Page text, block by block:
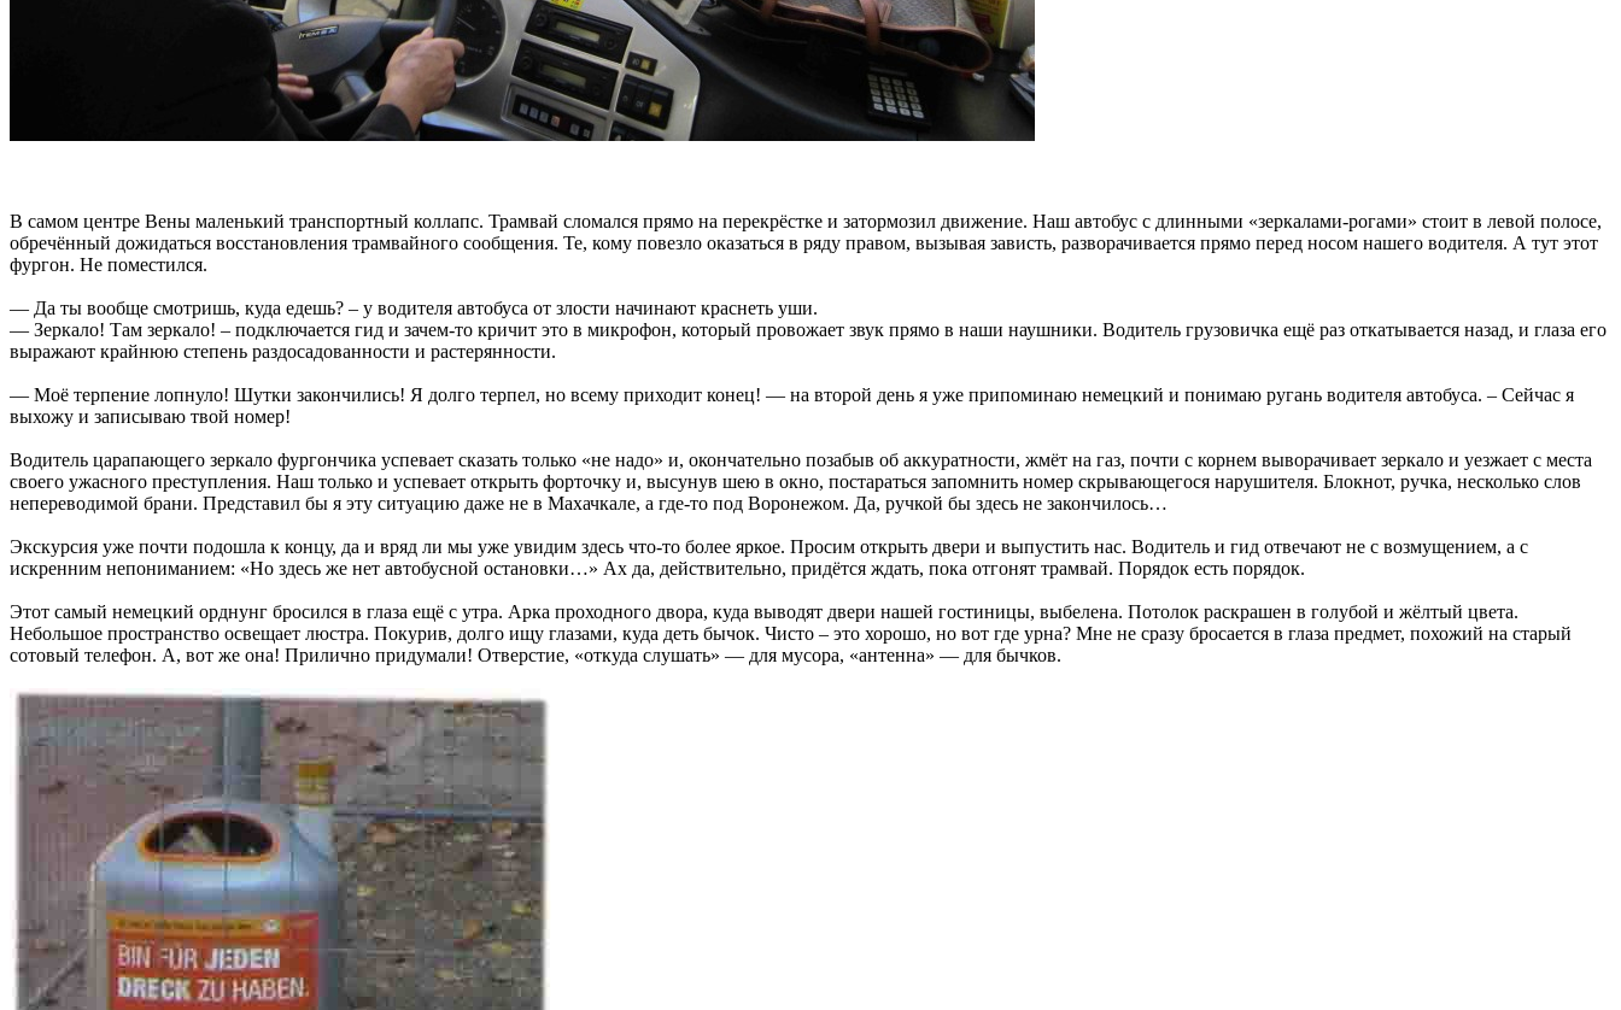
В самом центре Вены маленький транспортный коллапс. Трамвай сломался прямо на перекрёстке и затормозил движение. Наш автобус с длинными «зеркалами-рогами» стоит в левой полосе,
обречённый дожидаться восстановления трамвайного сообщения. Те, кому повезло оказаться в ряду правом, вызывая зависть, разворачивается прямо перед носом нашего водителя. А тут этот
фургон. Не поместился.
— Да ты вообще смотришь, куда едешь? – у водителя автобуса от злости начинают краснеть уши.
— Зеркало! Там зеркало! – подключается гид и зачем-то кричит это в микрофон, который провожает звук прямо в наши наушники. Водитель грузовичка ещё раз откатывается назад, и глаза его
выражают крайнюю степень раздосадованности и растерянности.
— Моё терпение лопнуло! Шутки закончились! Я долго терпел, но всему приходит конец! — на второй день я уже припоминаю немецкий и понимаю ругань водителя автобуса. – Сейчас я
выхожу и записываю твой номер!
Водитель царапающего зеркало фургончика успевает сказать только «не надо» и, окончательно позабыв об аккуратности, жмёт на газ, почти с корнем выворачивает зеркало и уезжает с места
своего ужасного преступления. Наш только и успевает открыть форточку и, высунув шею в окно, постараться запомнить номер скрывающегося нарушителя. Блокнот, ручка, несколько слов
непереводимой брани. Представил бы я эту ситуацию даже не в Махачкале, а где-то под Воронежом. Да, ручкой бы здесь не закончилось…
Экскурсия уже почти подошла к концу, да и вряд ли мы уже увидим здесь что-то более яркое. Просим открыть двери и выпустить нас. Водитель и гид отвечают не с возмущением, а с
искренним непониманием: «Но здесь же нет автобусной остановки…» Ах да, действительно, придётся ждать, пока отгонят трамвай. Порядок есть порядок.
Этот самый немецкий орднунг бросился в глаза ещё с утра. Арка проходного двора, куда выводят двери нашей гостиницы, выбелена. Потолок раскрашен в голубой и жёлтый цвета.
Небольшое пространство освещает люстра. Покурив, долго ищу глазами, куда деть бычок. Чисто – это хорошо, но вот где урна? Мне не сразу бросается в глаза предмет, похожий на старый
сотовый телефон. А, вот же она! Прилично придумали! Отверстие, «откуда слушать» — для мусора, «антенна» — для бычков.